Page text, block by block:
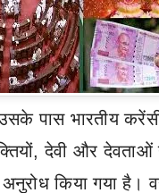
पास भारतीय
,देवी और देवताओं
किया गया है। वहीं